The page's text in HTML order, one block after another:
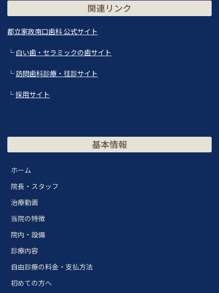
関連リンク
都立家政南口歯科 公式サイト
└白い歯・セラミックの歯サイト
└訪問歯科診療・往診サイト
└採用サイト
基本情報
ホーム
院長・スタッフ
治療動画
当院の特徴
院内・設備
診療内容
自由診療の料金・支払方法
初めての方へ